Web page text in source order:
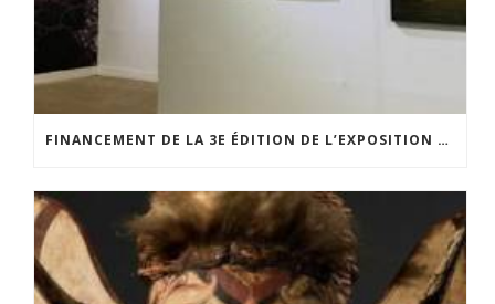
FINANCEMENT DE LA 3E ÉDITION DE L’EXPOSITION DU PRIX POUR LA PHOTOGRAPHIE PAR LE CERCLE POUR LA PHOTOGRAPHIE ET L’ART CONTEMPORAIN